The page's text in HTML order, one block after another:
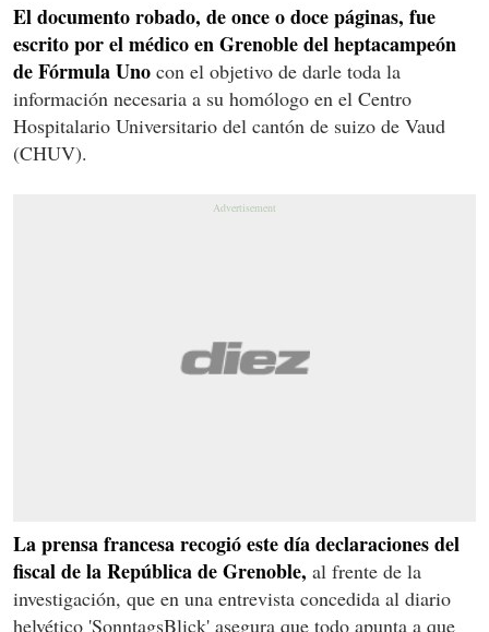
El documento robado, de once o doce páginas, fue
escrito por el médico en Grenoble del heptacampeón
de Fórmula Uno con el objetivo de darle toda la
información necesaria a su homólogo en el Centro
Hospitalario Universitario del cantón de suizo de Vaud
(CHUV).
La prensa francesa recogió este día declaraciones del
fiscal de la República de Grenoble, al frente de la
investigación, que en una entrevista concedida al diario
helvético 'SonntagsBlick' asegura que todo apunta a que